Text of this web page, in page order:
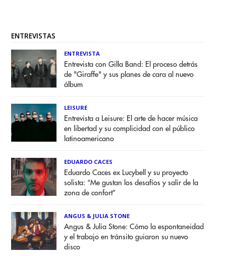
ENTREVISTAS
ENTREVISTA
Entrevista con Gilla Band: El proceso detrás
de "Giraffe" y sus planes de cara al nuevo
álbum
LEISURE
Entrevista a Leisure: El arte de hacer música
en libertad y su complicidad con el público
latinoamericano
EDUARDO CACES
Eduardo Caces ex Lucybell y su proyecto
solista: “Me gustan los desafíos y salir de la
zona de confort”
ANGUS & JULIA STONE
Angus & Julia Stone: Cómo la espontaneidad
y el trabajo en tránsito guiaron su nuevo
disco